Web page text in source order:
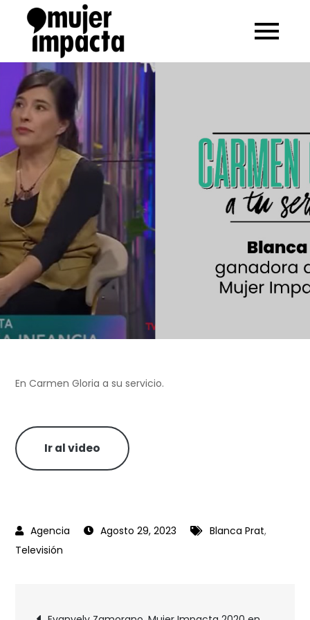
En Carmen Gloria a su servicio.
Ir al video
Agosto 29, 2023 Blanca Prat,
Televisión